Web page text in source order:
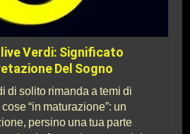
Verdi: Significato
Del Sogno
di solito rimanda a temi di
“in maturazione”: un
persino una tua parte